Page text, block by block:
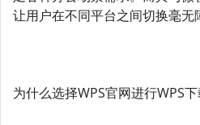
让用户在不同平台之间切换毫无
为什么选择WPS官网进行WPS下